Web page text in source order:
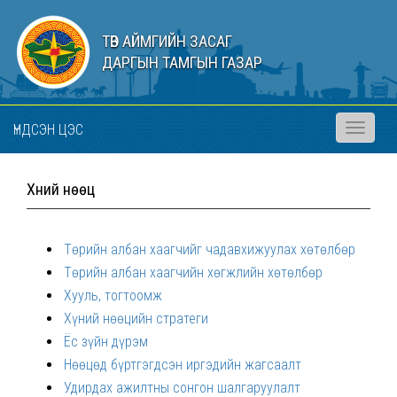
ТӨВ АЙМГИЙН ЗАСАГ
ДАРГЫН ТАМГЫН ГАЗАР
ҮНДСЭН ЦЭС
Toggle
Хүний нөөц
Төрийн албан хаагчийг чадавхижуулах хөтөлбөр
Төрийн албан хаагчийн хөгжлийн хөтөлбөр
Хууль, тогтоомж
Хүний нөөцийн стратеги
Ёс зүйн дүрэм
Нөөцөд бүртгэгдсэн иргэдийн жагсаалт
Удирдах ажилтны сонгон шалгаруулалт